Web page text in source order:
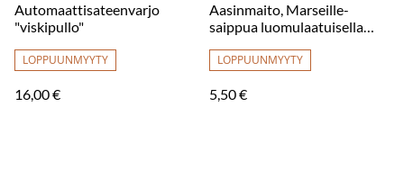
Automaattisateenvarjo
"viskipullo"
LOPPUUNMYYTY
16,00 €
Aasinmaito, Marseille-
saippua luomulaatuisella
LOPPUUNMYYTY
5,50 €